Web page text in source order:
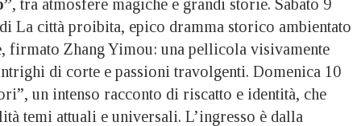
, tra atmosfere magiche e grandi storie. Sabato 9
La città proibita, epico dramma storico ambientato
firmato Zhang Yimou: una pellicola visivamente
di corte e passioni travolgenti. Domenica 10
un intenso racconto di riscatto e identità, che
temi attuali e universali. L’ingresso è dalla